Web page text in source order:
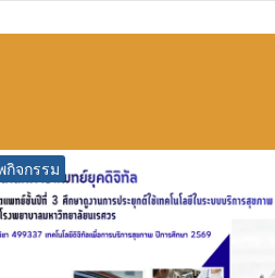
กิจกรรม